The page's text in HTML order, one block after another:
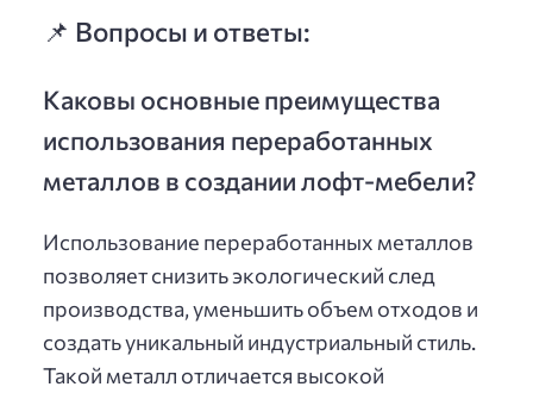
📌 Вопросы и ответы:
Каковы основные преимущества
использования переработанных
металлов в создании лофт-мебели?
Использование переработанных металлов
позволяет снизить экологический след
производства, уменьшить объем отходов и
создать уникальный индустриальный стиль.
Такой металл отличается высокой